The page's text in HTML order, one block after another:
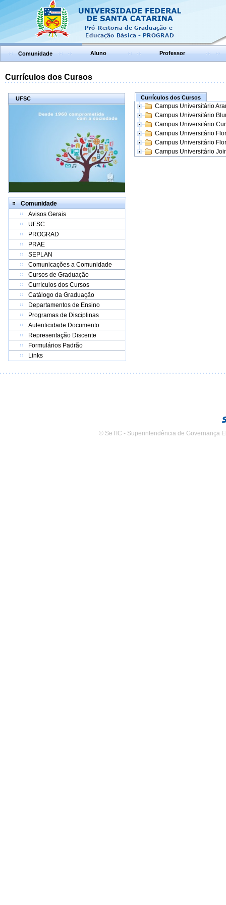
Comunidade Aluno Professor
Currículos dos Cursos
UFSC
Comunidade
Avisos Gerais
UFSC
PROGRAD
PRAE
SEPLAN
Comunicações a Comunidade
Cursos de Graduação
Currículos dos Cursos
Catálogo da Graduação
Departamentos de Ensino
Programas de Disciplinas
Autenticidade Documento
Representação Discente
Formulários Padrão
Links
Currículos dos Cursos
Campus Universitário
Campus Universitário
Campus Universitário
Campus Universitário
Campus Universitário
Campus Universitário
© SeTIC - Superintendência de Governança